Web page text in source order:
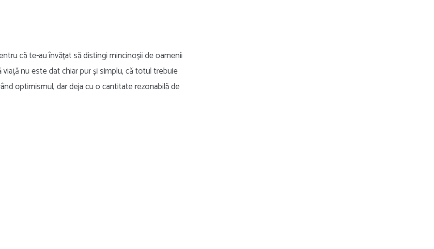
că te-au învățat să distingi mincinoșii de oamenii
nu este dat chiar pur și simplu, că totul trebuie
optimismul, dar deja cu o cantitate rezonabilă de